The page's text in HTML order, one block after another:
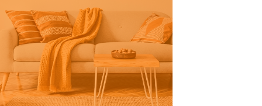
Prepare sua casa para a
chegada do outono!